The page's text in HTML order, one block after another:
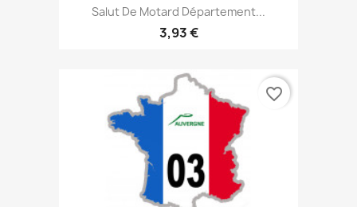
Salut De Motard Département...
3,93 €
favorite_border